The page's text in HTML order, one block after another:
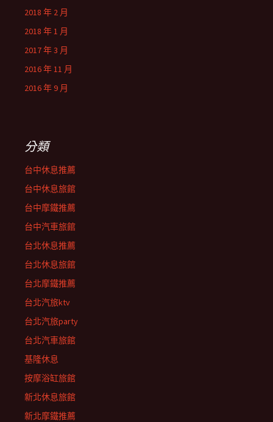
2018 年 2 月
2018 年 1 月
2017 年 3 月
2016 年 11 月
2016 年 9 月
分類
台中休息推薦
台中休息旅館
台中摩鐵推薦
台中汽車旅館
台北休息推薦
台北休息旅館
台北摩鐵推薦
台北汽旅ktv
台北汽旅party
台北汽車旅館
基隆休息
按摩浴缸旅館
新北休息旅館
新北摩鐵推薦